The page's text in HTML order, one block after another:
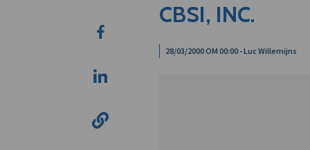
CBSI, INC.
28/03/2000 OM 00:00 - Luc Willemijns